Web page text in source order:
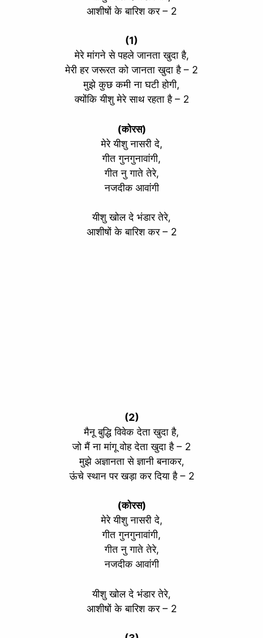
आशीषों के बारिश कर – 2
(1)
मेरे मांगने से पहले जानता खुदा है,
मेरी हर जरूरत को जानता खुदा है – 2
मुझे कुछ कमी ना घटी होगी,
क्योंकि यीशु मेरे साथ रहता है – 2
(कोरस)
मेरे यीशु नासरी दे,
गीत गुनगुनावांगी,
गीत नु गाते तेरे,
नजदीक आवांगी
यीशु खोल दे भंडार तेरे,
आशीषों के बारिश कर – 2
(2)
मैनू बुद्धि विवेक देता खुदा है,
जो मैं ना मांगू वोह देता खुदा है – 2
मुझे अज्ञानता से ज्ञानी बनाकर,
ऊंचे स्थान पर खड़ा कर दिया है – 2
(कोरस)
मेरे यीशु नासरी दे,
गीत गुनगुनावांगी,
गीत नु गाते तेरे,
नजदीक आवांगी
यीशु खोल दे भंडार तेरे,
आशीषों के बारिश कर – 2